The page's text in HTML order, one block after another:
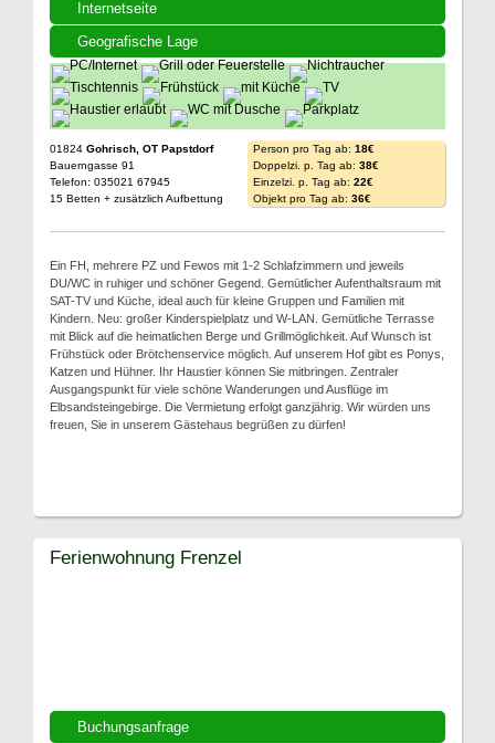
Internetseite
Geografische Lage
01824 Gohrisch, OT Papstdorf
Bauerngasse 91
Telefon: 035021 67945
15 Betten + zusätzlich Aufbettung
Person pro Tag ab: 18€
Doppelzi. p. Tag ab: 38€
Einzelzi. p. Tag ab: 22€
Objekt pro Tag ab: 36€
Ein FH, mehrere PZ und Fewos mit 1-2 Schlafzimmern und jeweils
DU/WC in ruhiger und schöner Gegend. Gemütlicher Aufenthaltsraum mit
SAT-TV und Küche, ideal auch für kleine Gruppen und Familien mit
Kindern. Neu: großer Kinderspielplatz und W-LAN. Gemütliche Terrasse
mit Blick auf die heimatlichen Berge und Grillmöglichkeit. Auf Wunsch ist
Frühstück oder Brötchenservice möglich. Auf unserem Hof gibt es Ponys,
Katzen und Hühner. Ihr Haustier können Sie mitbringen. Zentraler
Ausgangspunkt für viele schöne Wanderungen und Ausflüge im
Elbsandsteingebirge. Die Vermietung erfolgt ganzjährig. Wir würden uns
freuen, Sie in unserem Gästehaus begrüßen zu dürfen!
Buchungsanfrage
Ferienwohnung Frenzel